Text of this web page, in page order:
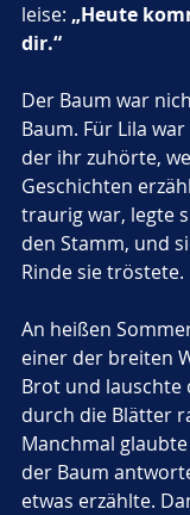
leise: „Heute
dir.“
Der Baum war
Baum. Für Lila
der ihr zuhörte,
Geschichten
traurig war, legte
den Stamm, und
Rinde sie tröstete.
An heißen
einer der breiten
Brot und lauschte
durch die Blätter
Manchmal
der Baum
etwas erzählte.